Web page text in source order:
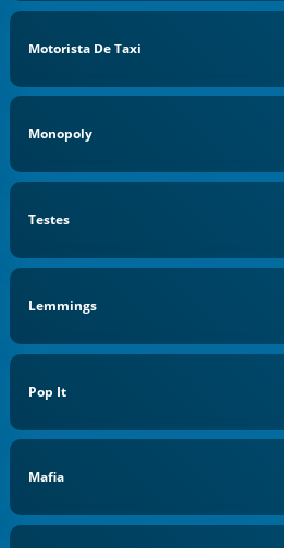
Motorista De Taxi
Monopoly
Testes
Lemmings
Pop It
Mafia